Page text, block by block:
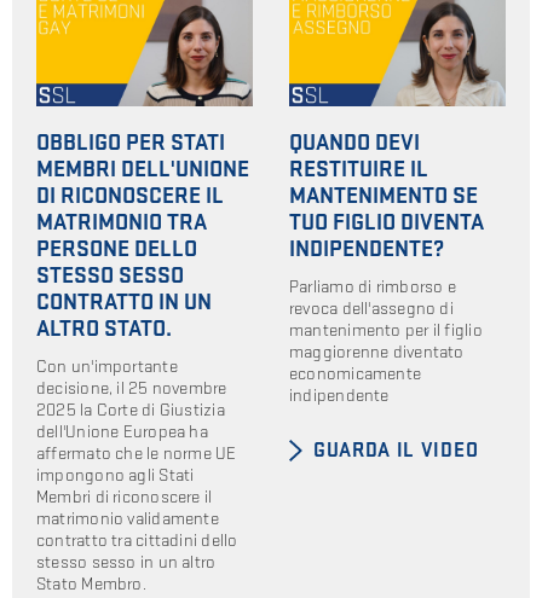
OBBLIGO PER STATI
MEMBRI DELL'UNIONE
DI RICONOSCERE IL
MATRIMONIO TRA
PERSONE DELLO
STESSO SESSO
CONTRATTO IN UN
ALTRO STATO.
Con un'importante
decisione, il 25 novembre
2025 la Corte di Giustizia
dell'Unione Europea ha
affermato che le norme UE
impongono agli Stati
Membri di riconoscere il
matrimonio validamente
contratto tra cittadini dello
stesso sesso in un altro
Stato Membro.
QUANDO DEVI
RESTITUIRE IL
MANTENIMENTO SE
TUO FIGLIO DIVENTA
INDIPENDENTE?
Parliamo di rimborso e
revoca dell'assegno di
mantenimento per il figlio
maggiorenne diventato
economicamente
indipendente
GUARDA IL VIDEO